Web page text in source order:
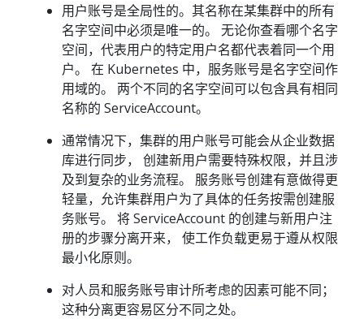
用户账号是全局性的。其名称在某集群中的所有
名字空间中必须是唯一的。 无论你查看哪个名字
空间，代表用户的特定用户名都代表着同一个用
户。 在 Kubernetes 中，服务账号是名字空间作
用域的。 两个不同的名字空间可以包含具有相同
名称的 ServiceAccount。
通常情况下，集群的用户账号可能会从企业数据
库进行同步， 创建新用户需要特殊权限，并且涉
及到复杂的业务流程。 服务账号创建有意做得更
轻量，允许集群用户为了具体的任务按需创建服
务账号。 将 ServiceAccount 的创建与新用户注
册的步骤分离开来， 使工作负载更易于遵从权限
最小化原则。
对人员和服务账号审计所考虑的因素可能不同；
这种分离更容易区分不同之处。